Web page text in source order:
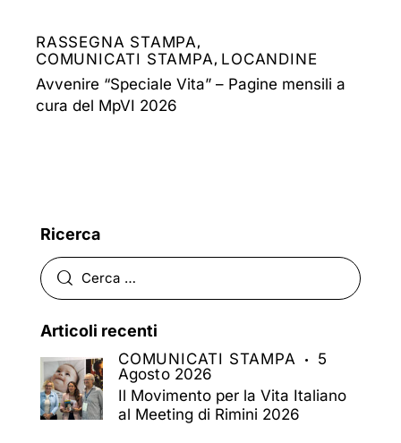
RASSEGNA STAMPA,
COMUNICATI STAMPA, LOCANDINE
Avvenire “Speciale Vita” – Pagine mensili a
cura del MpVI 2026
Ricerca
Articoli recenti
COMUNICATI STAMPA
5
Agosto 2026
Il Movimento per la Vita Italiano
al Meeting di Rimini 2026